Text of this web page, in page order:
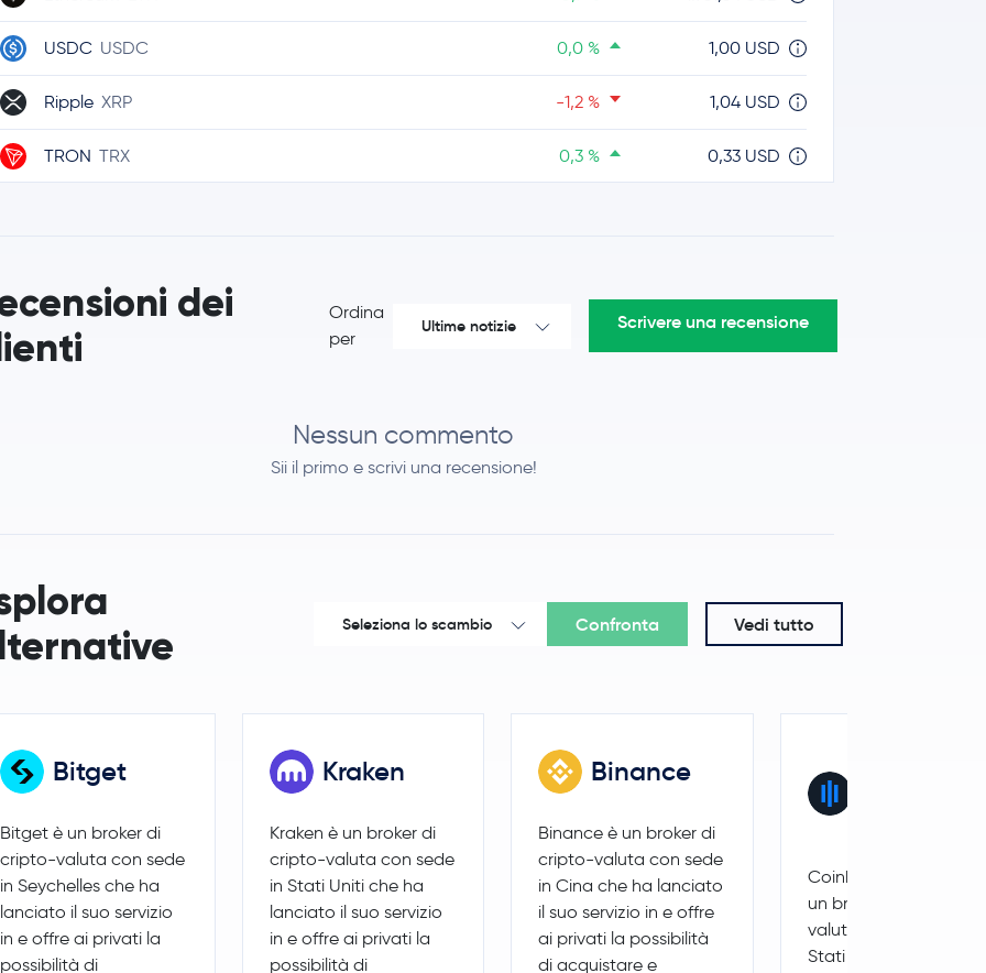
USDC USDC 0,0 % 1,00 USD
Ripple XRP -1,2 % 1,04 USD
TRON TRX 0,3 % 0,33 USD
CardanoADA 0,20 USD
Hedera Hashgraph
SHIBA INUSHIB -1,3 % 0,000005 USD
0,0 %
Uniswap UNI 0,9 % 4,06 USD
NEAR ProtocolNEAR -2,8 % 1,65 USD
PAX Gold
dei
Ordina
per
Ultime notizie Scrivere una recensione
Nessun commento
Sii il primo e scrivi una recensione!
Seleziona lo scambio Confronta Vedi tutto
Bitget
Bitget è un broker di
cripto-valuta con sede
in Seychelles che ha
lanciato il suo servizio
in e offre ai privati la
possibilità di
Kraken
Kraken è un broker di
cripto-valuta con sede
in Stati Uniti che ha
lanciato il suo servizio
in e offre ai privati la
possibilità di
Binance
Binance è un broker di
cripto-valuta con sede
in Cina che ha lanciato
il suo servizio in e offre
ai privati la possibilità
di acquistare e
Coinbase Advanced è
un broker di cripto-
valuta con sede in
Stati Uniti che ha